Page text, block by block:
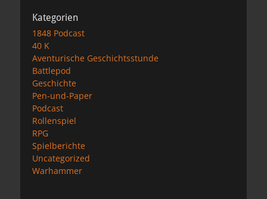
Kategorien
1848 Podcast
40 K
Aventurische Geschichtsstunde
Battlepod
Geschichte
Pen-und-Paper
Podcast
Rollenspiel
RPG
Spielberichte
Uncategorized
Warhammer